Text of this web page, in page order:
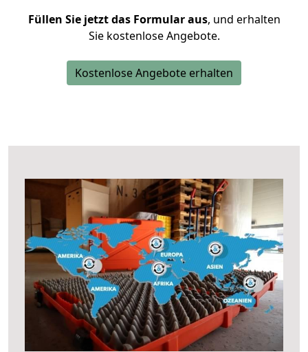
Füllen Sie jetzt das Formular aus, und erhalten
Sie kostenlose Angebote.
Kostenlose Angebote erhalten